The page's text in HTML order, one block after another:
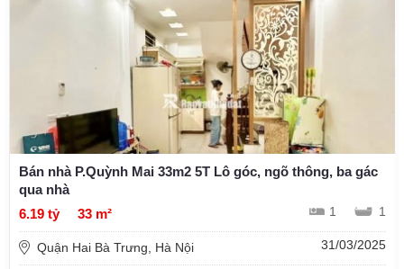
Bán nhà P.Quỳnh Mai 33m2 5T Lô góc, ngõ thông, ba gác
qua nhà
6.19 tỷ
33 m² 1 1
Quận Hai Bà Trưng, Hà Nội 31/03/2025